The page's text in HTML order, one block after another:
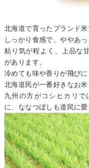
北海道で育ったブランド米
しっかり食感で、ややあっ
粘り気が程よく、上品な
があります。
冷めても味や香りが飛び
北海道民が一番好きなお米
九州の方がコシヒカリで
に、ななつぼしも道民に愛